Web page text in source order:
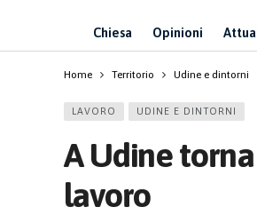
Chiesa Opinioni
Home Territorio Udine e dintorni
LAVORO UDINE E DINTORNI
A Udine
lavoro